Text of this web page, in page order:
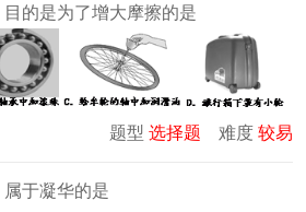
，目的是为了增大摩擦的是
题型 选择题 难度 较易
于凝华的是